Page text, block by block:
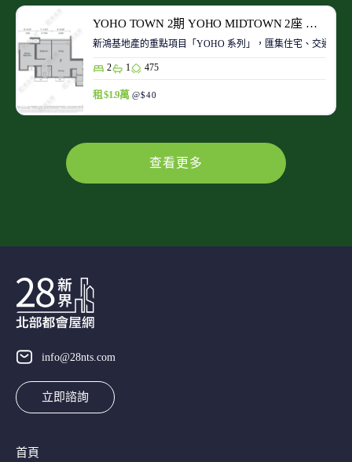
YOHO TOWN 2期 YOHO MIDTOWN 2座 高層 F室
新鴻基地產的重點項目「YOHO 系列」，匯集住宅、交通、
2 1 475
租 $1.9萬 @$40
查看更多
info@28nts.com
立即諮詢
首頁